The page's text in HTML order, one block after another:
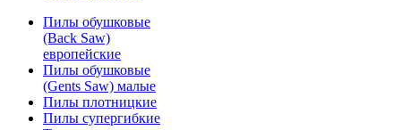
Пилы обушковые
(Back Saw)
европейские
Пилы обушковые
(Gents Saw) малые
Пилы плотницкие
Пилы супергибкие